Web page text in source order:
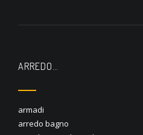
ARREDO…
armadi
arredo bagno